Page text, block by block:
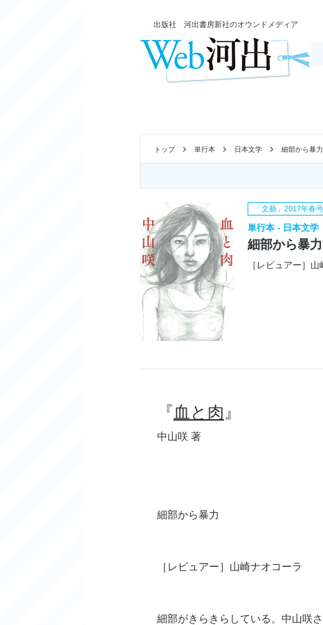
出版社 河出書房新社のオウンドメディア
トップ 単行本 日本文学 細部から暴力
「文藝」2017年春
単行本 - 日本文学
細部から暴力
［レビュアー］
『血と肉 』
中山咲 著
細部から暴力
［レビュアー］山崎ナオコーラ
細部がきらきらしている。中山咲